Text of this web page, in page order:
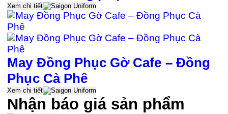
Xem chi tiết
May Đồng Phục Gờ Cafe – Đồng
Phục Cà Phê
Xem chi tiết
Nhận báo giá sản phẩm